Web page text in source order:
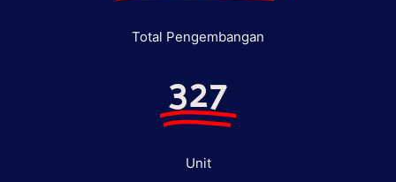
Total Pengembangan
327
Unit